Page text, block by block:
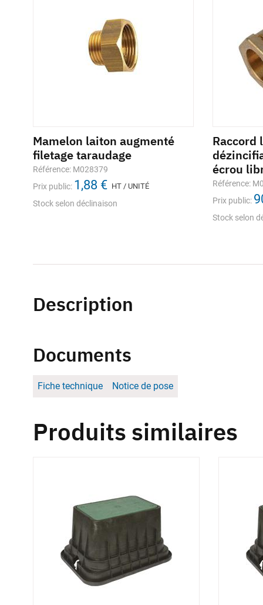
Mamelon laiton augmenté
filetage taraudage
Référence: M028379
Prix public: 1,88 € HT / UNITÉ
Stock selon déclinaison
Raccord
écrou
Référence:
Prix public:
Stock selon
Racleur manuel GB2 pour
tube PE
Référence: 1121039
Prix public: 13,93 € HT / UNITÉ
stocks / disponibilité
Prix
stocks
Description
Documents
Fiche technique Notice de pose
Produits similaires